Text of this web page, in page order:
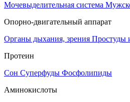
Мочевыделительная система
Опорно-двигательный аппарат
Органы дыхания, зрения Простуды
Протеин
Сон Суперфуды Фосфолипиды
Аминокислоты